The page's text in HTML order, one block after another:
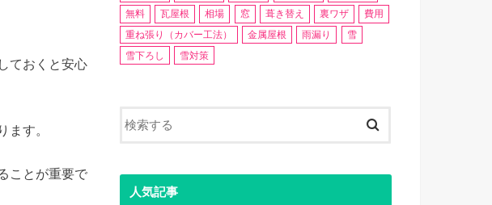
ておくと安心
ます。
ことが重要で
無料
瓦屋根 相場 窓 葺き替え 裏ワザ
費用
重ね張り（カバー工法）
金属屋根 雨漏り
雪
雪下ろし
雪対策
人気記事